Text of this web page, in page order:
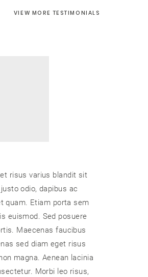
VIEW MORE TESTIMONIALS
risus varius blandit sit
odio, dapibus ac
quam. Etiam porta sem
euismod. Sed posuere
Maecenas faucibus
sed diam eget risus
magna. Aenean lacinia
Morbi leo risus,